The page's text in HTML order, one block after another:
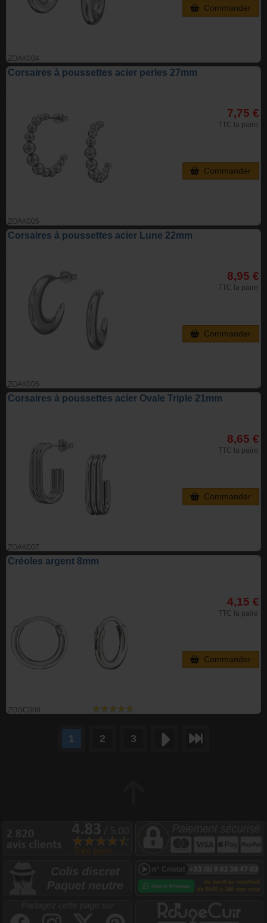
ZOAK004
Commander
Corsaires à poussettes acier perles 27mm
ZOAK005
7,75 €
TTC la paire
Commander
Corsaires à poussettes acier Lune 22mm
ZOAK006
8,95 €
TTC la paire
Commander
Corsaires à poussettes acier Ovale Triple 21mm
ZOAK007
8,65 €
TTC la paire
Commander
Créoles argent 8mm
ZOGC008
4,15 €
TTC la paire
Commander
1 2 3